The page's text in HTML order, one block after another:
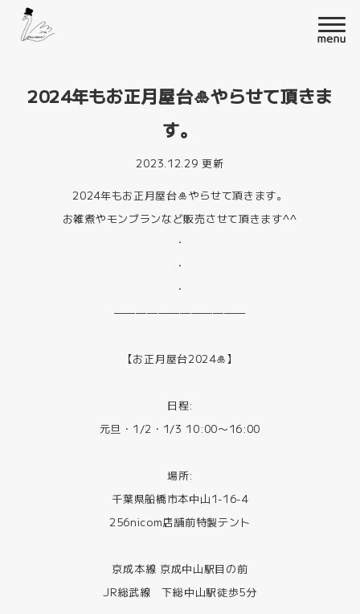
2024年もお正月屋台🎍やらせて頂きま
す。
2023.12.29 更新
2024年もお正月屋台🎍やらせて頂きます。
お雑煮やモンブランなど販売させて頂きます^^
・
・
・
————————————
【お正月屋台2024🎍】
日程:
元旦・1/2・1/3 10:00〜16:00
場所:
千葉県船橋市本中山1-16-4
256nicom店舗前特製テント
京成本線 京成中山駅目の前
JR総武線 下総中山駅徒歩5分